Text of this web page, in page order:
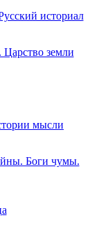
историал
земли
мысли
Боги чумы.